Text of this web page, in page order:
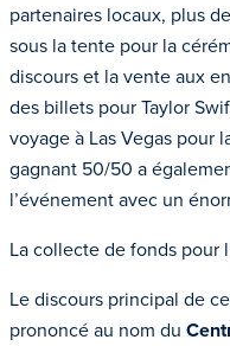
partenaires locaux, plus
sous la tente pour la
discours et la vente aux
des billets pour Taylor
voyage à Las Vegas pour
gagnant 50/50 a
l’événement avec un
La collecte de fonds pour
Le discours principal de
prononcé au nom du